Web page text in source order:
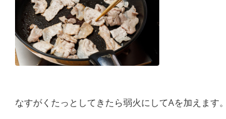
なすがくたっとしてきたら弱火にしてAを加えます